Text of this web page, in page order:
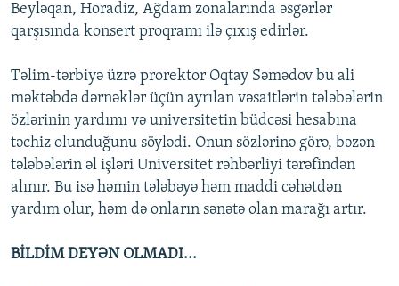
Beyləqan, Horadiz, Ağdam zonalarında əsgərlər
qarşısında konsert proqramı ilə çıxış edirlər.
Təlim-tərbiyə üzrə prorektor Oqtay Səmədov bu ali
məktəbdə dərnəklər üçün ayrılan vəsaitlərin tələbələrin
özlərinin yardımı və universitetin büdcəsi hesabına
təchiz olunduğunu söylədi. Onun sözlərinə görə, bəzən
tələbələrin əl işləri Universitet rəhbərliyi tərəfindən
alınır. Bu isə həmin tələbəyə həm maddi cəhətdən
yardım olur, həm də onların sənətə olan marağı artır.
BİLDİM DEYƏN OLMADI...